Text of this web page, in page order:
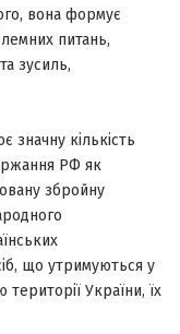
вона формує
питань,
зусиль,
значну кількість
РФ як
збройну
що утримуються у
України, їх